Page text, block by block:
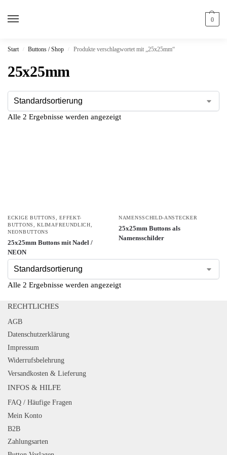
0
Start / Buttons / Shop / Produkte verschlagwortet mit „25x25mm“
25x25mm
Alle 2 Ergebnisse werden angezeigt
ECKIGE BUTTONS,EFFEKT-
BUTTONS,KLIMAFREUNDLICH,
NEONBUTTONS
25x25mm Buttons mit Nadel /
NEON
NAMENSSCHILD-ANSTECKER
25x25mm Buttons als
Namensschilder
Alle 2 Ergebnisse werden angezeigt
RECHTLICHES
AGB
Datenschutzerklärung
Impressum
Widerrufsbelehrung
Versandkosten & Lieferung
INFOS & HILFE
FAQ / Häufige Fragen
Mein Konto
B2B
Zahlungsarten